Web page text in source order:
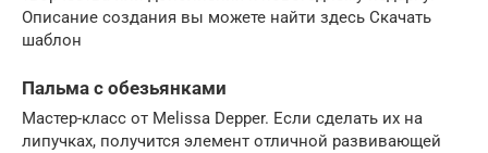
Описание создания вы можете найти здесь Скачать
шаблон
Пальма с обезьянками
Мастер-класс от Melissa Depper. Если сделать их на
липучках, получится элемент отличной развивающей